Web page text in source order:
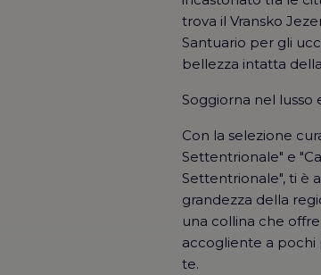
trova il Vransko
Santuario per gli
bellezza intatta
Soggiorna nel
Con la selezione
Settentrionale" e
Settentrionale", ti è
grandezza della
una collina che
accogliente a pochi
te.